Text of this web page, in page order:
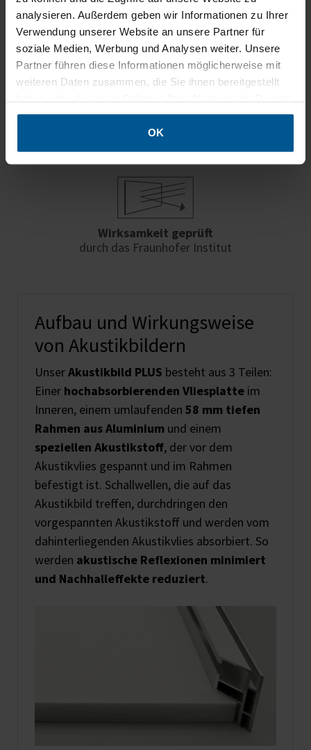
analysieren. Außerdem geben wir Informationen zu Ihrer
Verwendung unserer Website an unsere Partner für
soziale Medien, Werbung und Analysen weiter. Unsere
Partner führen diese Informationen möglicherweise mit
weiteren Daten zusammen, die Sie ihnen bereitgestellt
gesammelt haben.
OK
Brandschutzklasse B1
schwer entflammbar nach DIN 4102
Schadstoffgeprüfte Materialien
für Vlies und Textil
Wirksamkeit geprüft
durch das Fraunhofer Institut
Aufbau und Wirkungsweise
von Akustikbildern
UnserAkustikbild PLUS besteht aus 3 Teilen:
Einer hochabsorbierenden Vliesplatte im
Inneren, einem umlaufenden 58 mm tiefen
Rahmen aus Aluminium und einem
speziellen Akustikstoff, der vor dem
Akustikvlies gespannt und im Rahmen
befestigt ist. Schallwellen, die auf das
Akustikbild treffen, durchdringen den
vorgespannten Akustikstoff und werden vom
dahinterliegenden Akustikvlies absorbiert. So
werden akustische Reflexionen minimiert
und Nachhalleffekte reduziert.